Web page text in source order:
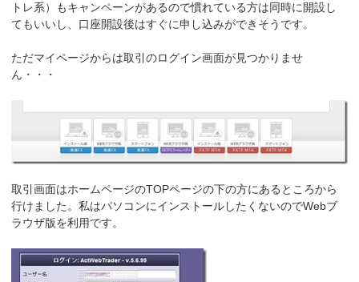
トレ系）もキャンペーンがあるので慣れている方は同時に開設し
てもいいし、口座開設後はすぐに申し込みができそうです。
ただマイページからは取引のログイン画面が見つかりませ
ん・・・
取引画面はホームページのTOPページの下の方にあるところから
行けました。私はパソコンにインストールしたくないのでWebブ
ラウザ版を利用です。